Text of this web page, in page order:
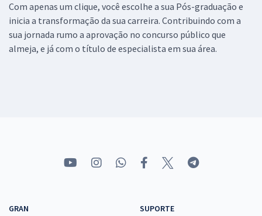
Com apenas um clique, você escolhe a sua Pós-graduação e
inicia a transformação da sua carreira. Contribuindo com a
sua jornada rumo a aprovação no concurso público que
almeja, e já com o título de especialista em sua área.
GRAN
SUPORTE